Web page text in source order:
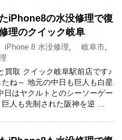
iPhone8の水没修理で復
理のクイック岐阜
iPhone 8 水没修理, 岐阜市,
買取 クイック岐阜駅前店です♪
ね～ 地元の中日も巨人も白星
日はヤクルトとのシーソーゲー
巨人も先制された阪神を逆 …